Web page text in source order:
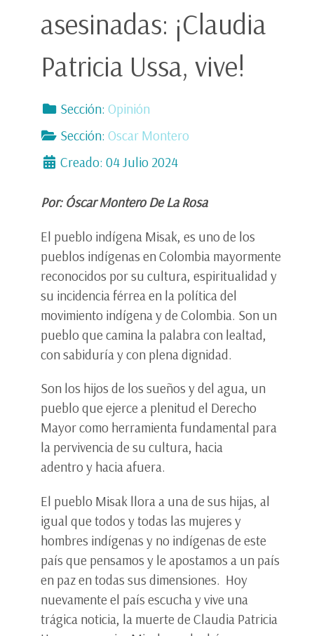
asesinadas: ¡Claudia
Patricia Ussa, vive!
Sección: Opinión
Sección: Oscar Montero
Creado: 04 Julio 2024
Por: Óscar Montero De La Rosa
El pueblo indígena Misak, es uno de los
pueblos indígenas en Colombia mayormente
reconocidos por su cultura, espiritualidad y
su incidencia férrea en la política del
movimiento indígena y de Colombia. Son un
pueblo que camina la palabra con lealtad,
con sabiduría y con plena dignidad.
Son los hijos de los sueños y del agua, un
pueblo que ejerce a plenitud el Derecho
Mayor como herramienta fundamental para
la pervivencia de su cultura, hacia
adentro y hacia afuera.
El pueblo Misak llora a una de sus hijas, al
igual que todos y todas las mujeres y
hombres indígenas y no indígenas de este
país que pensamos y le apostamos a un país
en paz en todas sus dimensiones. Hoy
nuevamente el país escucha y vive una
trágica noticia, la muerte de Claudia Patricia